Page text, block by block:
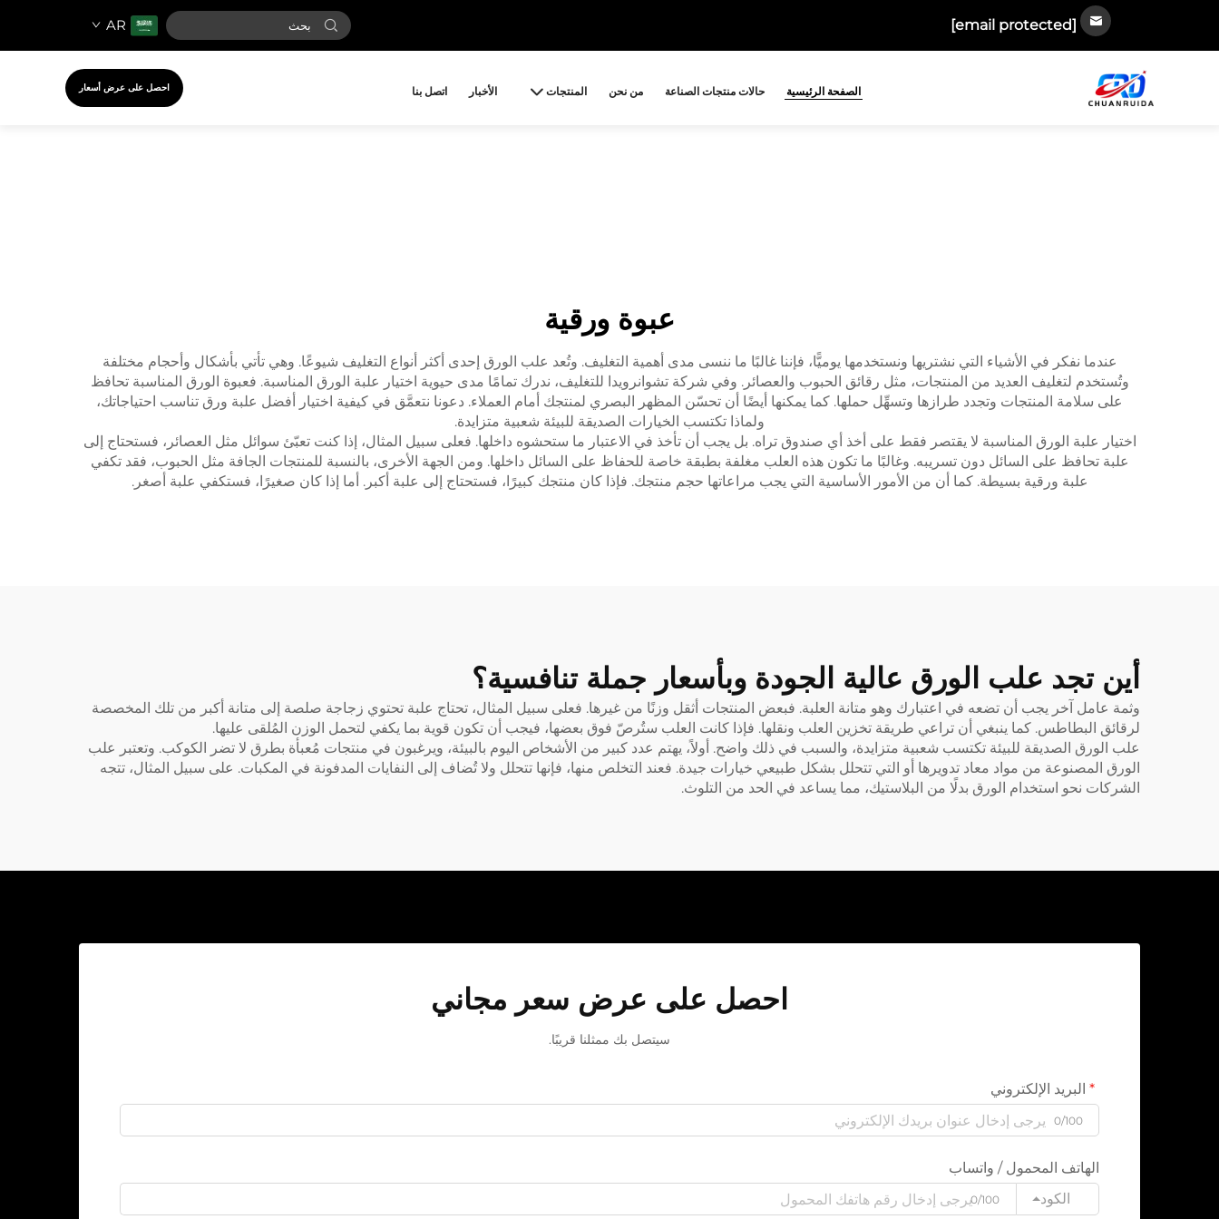
[email protected]
AR
الصفحة الرئيسية حالات منتجات الصناعة من نحن المنتجات الأخبار اتصل بنا احصل على عرض أسعار
عبوة ورقية
عندما نفكر في الأشياء التي نشتريها ونستخدمها يوميًّا، فإننا غالبًا ما ننسى مدى أهمية التغليف. وتُعد علب الورق إحدى أكثر أنواع التغليف شيوعًا. وهي تأتي بأشكال وأحجام مختلفة
وتُستخدم لتغليف العديد من المنتجات، مثل رقائق الحبوب والعصائر. وفي شركة تشوانرويدا للتغليف، ندرك تمامًا مدى حيوية اختيار علبة الورق المناسبة. فعبوة الورق المناسبة تحافظ
على سلامة المنتجات وتجدد طرازها وتسهِّل حملها. كما يمكنها أيضًا أن تحسّن المظهر البصري لمنتجك أمام العملاء. دعونا نتعمَّق في كيفية اختيار أفضل علبة ورق تناسب احتياجاتك،
ولماذا تكتسب الخيارات الصديقة للبيئة شعبية متزايدة.
اختيار علبة الورق المناسبة لا يقتصر فقط على أخذ أي صندوق تراه. بل يجب أن تأخذ في الاعتبار ما ستحشوه داخلها. فعلى سبيل المثال، إذا كنت تعبّئ سوائل مثل العصائر، فستحتاج إلى
علبة تحافظ على السائل دون تسريبه. وغالبًا ما تكون هذه العلب مغلفة بطبقة خاصة للحفاظ على السائل داخلها. ومن الجهة الأخرى، بالنسبة للمنتجات الجافة مثل الحبوب، فقد تكفي
علبة ورقية بسيطة. كما أن من الأمور الأساسية التي يجب مراعاتها حجم منتجك. فإذا كان منتجك كبيرًا، فستحتاج إلى علبة أكبر. أما إذا كان صغيرًا، فستكفي علبة أصغر.
أين تجد علب الورق عالية الجودة وبأسعار جملة تنافسية؟
وثمة عامل آخر يجب أن تضعه في اعتبارك وهو متانة العلبة. فبعض المنتجات أثقل وزنًا من غيرها. فعلى سبيل المثال، تحتاج علبة تحتوي زجاجة صلصة إلى متانة أكبر من تلك المخصصة
لرقائق البطاطس. كما ينبغي أن تراعي طريقة تخزين العلب ونقلها. فإذا كانت العلب ستُرصّ فوق بعضها، فيجب أن تكون قوية بما يكفي لتحمل الوزن المُلقى عليها.
علب الورق الصديقة للبيئة تكتسب شعبية متزايدة، والسبب في ذلك واضح. أولاً، يهتم عدد كبير من الأشخاص اليوم بالبيئة، ويرغبون في منتجات مُعبأة بطرق لا تضر الكوكب. وتعتبر علب
الورق المصنوعة من مواد معاد تدويرها أو التي تتحلل بشكل طبيعي خيارات جيدة. فعند التخلص منها، فإنها تتحلل ولا تُضاف إلى النفايات المدفونة في المكبات. على سبيل المثال، تتجه
الشركات نحو استخدام الورق بدلًا من البلاستيك، مما يساعد في الحد من التلوث.
احصل على عرض سعر مجاني
سيتصل بك ممثلنا قريبًا.
البريد الإلكتروني
0/100
الهاتف المحمول / واتساب
الكود
0/100